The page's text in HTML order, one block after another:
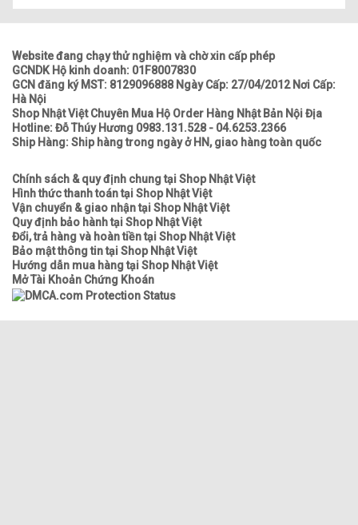
Website đang chạy thử nghiệm và chờ xin cấp phép
GCNDK Hộ kinh doanh: 01F8007830
GCN đăng ký MST: 8129096888 Ngày Cấp: 27/04/2012 Nơi Cấp:
Hà Nội
Shop Nhật Việt Chuyên Mua Hộ Order Hàng Nhật Bản Nội Địa
Hotline: Đỗ Thúy Hương 0983.131.528 - 04.6253.2366
Ship Hàng: Ship hàng trong ngày ở HN, giao hàng toàn quốc
Chính sách & quy định chung tại Shop Nhật Việt
Hình thức thanh toán tại Shop Nhật Việt
Vận chuyển & giao nhận tại Shop Nhật Việt
Quy định bảo hành tại Shop Nhật Việt
Đổi, trả hàng và hoàn tiền tại Shop Nhật Việt
Bảo mật thông tin tại Shop Nhật Việt
Hướng dẫn mua hàng tại Shop Nhật Việt
Mở Tài Khoản Chứng Khoán